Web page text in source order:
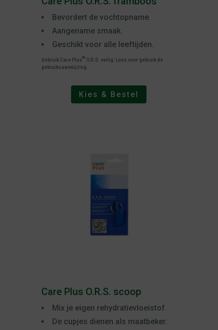
Bevordert de vochtopname.
Aangename smaak.
Geschikt voor alle leeftijden.
Gebruik Care Plus® O.R.S. veilig. Lees voor gebruik de
gebruiksaanwijzing.
Kies & Bestel
Care Plus O.R.S. scoop
Mix je eigen rehydratievloeistof.
De cupjes dienen als maatbeker.